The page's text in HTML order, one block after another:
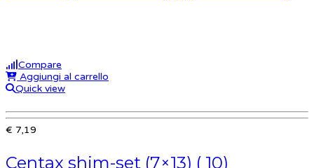
Compare
Aggiungi al carrello
Quick view
€ 7,19
Centax shim-set (7×13) ( 10)